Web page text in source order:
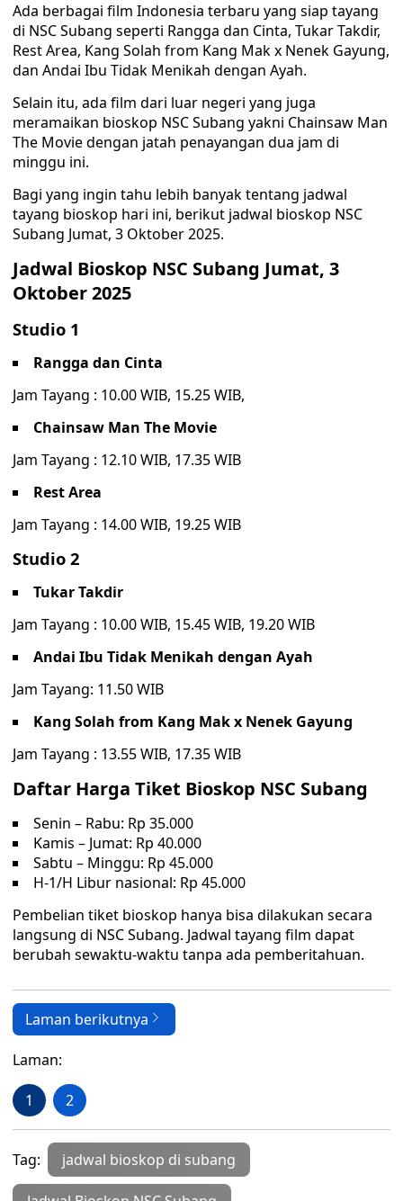
Ada berbagai film Indonesia terbaru yang siap tayang
di NSC Subang seperti Rangga dan Cinta, Tukar Takdir,
Rest Area, Kang Solah from Kang Mak x Nenek Gayung,
dan Andai Ibu Tidak Menikah dengan Ayah.
Selain itu, ada film dari luar negeri yang juga
meramaikan bioskop NSC Subang yakni Chainsaw Man
The Movie dengan jatah penayangan dua jam di
minggu ini.
Bagi yang ingin tahu lebih banyak tentang jadwal
tayang bioskop hari ini, berikut jadwal bioskop NSC
Subang Jumat, 3 Oktober 2025.
Jadwal Bioskop NSC Subang Jumat, 3
Oktober 2025
Studio 1
Rangga dan Cinta
Jam Tayang : 10.00 WIB, 15.25 WIB,
Chainsaw Man The Movie
Jam Tayang : 12.10 WIB, 17.35 WIB
Rest Area
Jam Tayang : 14.00 WIB, 19.25 WIB
Studio 2
Tukar Takdir
Jam Tayang : 10.00 WIB, 15.45 WIB, 19.20 WIB
Andai Ibu Tidak Menikah dengan Ayah
Jam Tayang: 11.50 WIB
Kang Solah from Kang Mak x Nenek Gayung
Jam Tayang : 13.55 WIB, 17.35 WIB
Daftar Harga Tiket Bioskop NSC Subang
Senin – Rabu: Rp 35.000
Kamis – Jumat: Rp 40.000
Sabtu – Minggu: Rp 45.000
H-1/H Libur nasional: Rp 45.000
Pembelian tiket bioskop hanya bisa dilakukan secara
langsung di NSC Subang. Jadwal tayang film dapat
berubah sewaktu-waktu tanpa ada pemberitahuan.
Laman berikutnya
Laman:
1 2
Tag: jadwal bioskop di subang